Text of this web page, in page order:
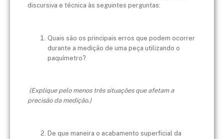
discursiva e técnica às seguintes perguntas:
Quais são os principais erros que podem ocorrer
durante a medição de uma peça utilizando o
paquímetro?
(Explique pelo menos três situações que afetam a
precisão da medição.)
De que maneira o acabamento superficial da